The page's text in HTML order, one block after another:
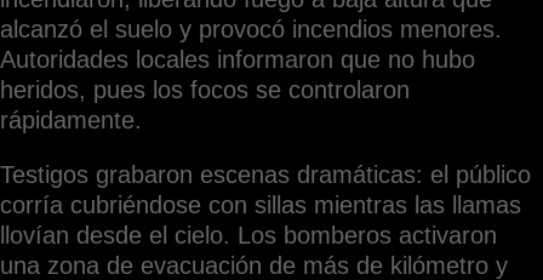
alcanzó el suelo y provocó incendios menores.
Autoridades locales informaron que no hubo
heridos, pues los focos se controlaron
rápidamente.
Testigos grabaron escenas dramáticas: el público
corría cubriéndose con sillas mientras las llamas
llovían desde el cielo. Los bomberos activaron
una zona de evacuación de más de kilómetro y